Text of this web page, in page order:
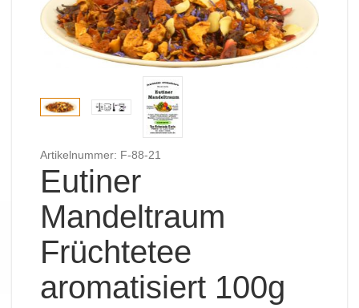
Artikelnummer: F-88-21
Eutiner
Mandeltraum
Früchtetee
aromatisiert 100g